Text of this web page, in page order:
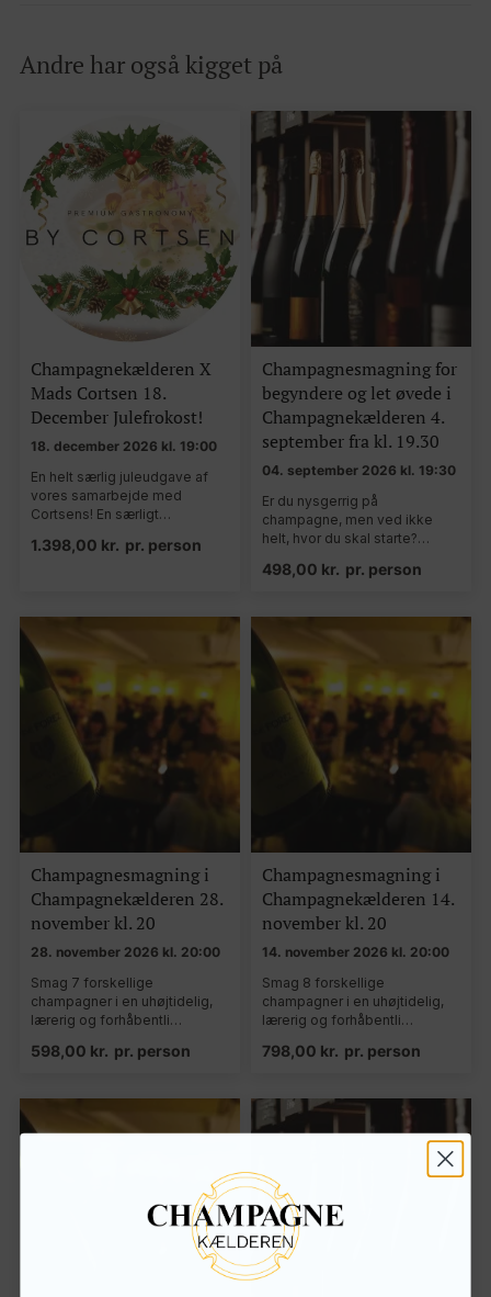
Andre har også kigget på
Champagnekælderen X
Mads Cortsen 18.
December Julefrokost!
18. december 2026 kl. 19:00
En helt særlig juleudgave af
vores samarbejde med
Cortsens! En særligt…
1.398,00 kr. pr. person
Champagnesmagning for
begyndere og let øvede i
Champagnekælderen 4.
september fra kl. 19.30
04. september 2026 kl. 19:30
Er du nysgerrig på
champagne, men ved ikke
helt, hvor du skal starte?…
498,00 kr. pr. person
Champagnesmagning i
Champagnekælderen 28.
november kl. 20
28. november 2026 kl. 20:00
Smag 7 forskellige
champagner i en uhøjtidelig,
lærerig og forhåbentli…
598,00 kr. pr. person
Champagnesmagning i
Champagnekælderen 14.
november kl. 20
14. november 2026 kl. 20:00
Smag 8 forskellige
champagner i en uhøjtidelig,
lærerig og forhåbentli…
798,00 kr. pr. person